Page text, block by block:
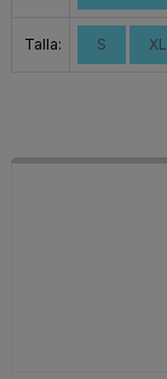
Talla: S XL